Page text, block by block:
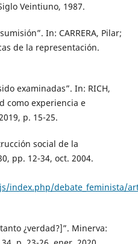
Veintiuno, 1987.
In: CARRERA, Pilar;
de la representación.
examinadas”. In: RICH,
como experiencia e
p. 15-25.
social de la
pp. 12-34, oct. 2004.
index.php/debate_feminista/
¿verdad?]”. Minerva: